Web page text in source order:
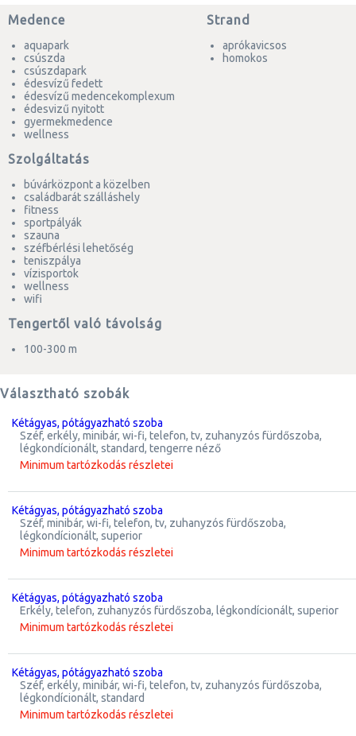
Medence
aquapark
csúszda
csúszdapark
édesvízű fedett
édesvízű medencekomplexum
édesvizű nyitott
gyermekmedence
wellness
Strand
aprókavicsos
homokos
Szolgáltatás
búvárközpont a közelben
családbarát szálláshely
fitness
sportpályák
szauna
széfbérlési lehetőség
teniszpálya
vízisportok
wellness
wifi
Tengertől való távolság
100-300 m
Választható szobák
kétágyas, pótágyazható szoba
széf, erkély, minibár, wi-fi, telefon, tv, zuhanyzós fürdőszoba,
légkondícionált, standard, tengerre néző
Minimum tartózkodás részletei
kétágyas, pótágyazható szoba
széf, minibár, wi-fi, telefon, tv, zuhanyzós fürdőszoba,
légkondícionált, superior
Minimum tartózkodás részletei
kétágyas, pótágyazható szoba
erkély, telefon, zuhanyzós fürdőszoba, légkondícionált, superior
Minimum tartózkodás részletei
kétágyas, pótágyazható szoba
széf, erkély, minibár, wi-fi, telefon, tv, zuhanyzós fürdőszoba,
légkondícionált, standard
Minimum tartózkodás részletei